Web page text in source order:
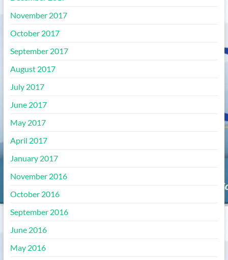
November 2017
October 2017
September 2017
August 2017
July 2017
June 2017
May 2017
April 2017
January 2017
November 2016
October 2016
September 2016
June 2016
May 2016